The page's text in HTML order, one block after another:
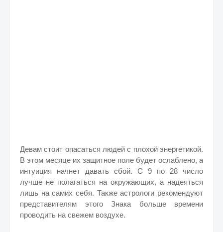
Девам стоит опасаться людей с плохой энергетикой.
В этом месяце их защитное поле будет ослаблено, а
интуиция начнет давать сбой. С 9 по 28 число
лучше не полагаться на окружающих, а надеяться
лишь на самих себя. Также астрологи рекомендуют
представителям этого Знака больше времени
проводить на свежем воздухе.